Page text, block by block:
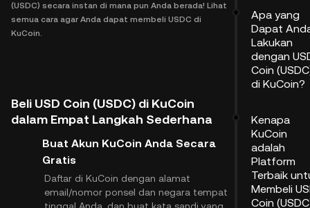
(USDC) secara instan di mana pun Anda berada! Lihat
semua cara agar Anda dapat membeli USDC di
KuCoin.
Beli USD Coin (USDC) di KuCoin
dalam Empat Langkah Sederhana
Buat Akun KuCoin Anda Secara
Gratis
Daftar di KuCoin dengan alamat
email/nomor ponsel dan negara tempat
Apa yang
Dapat
Lakukan
dengan
Coin
di KuCoin?
Kenapa
KuCoin
adalah
Platform
Terbaik
Membeli
Coin